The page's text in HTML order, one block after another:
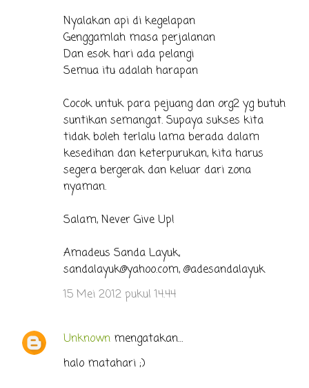
Nyalakan api di kegelapan
Genggamlah masa perjalanan
Dan esok hari ada pelangi
Semua itu adalah harapan
Cocok untuk para pejuang dan org2 yg butuh
suntikan semangat. Supaya sukses kita
tidak boleh terlalu lama berada dalam
kesedihan dan keterpurukan, kita harus
segera bergerak dan keluar dari zona
nyaman.
Salam, Never Give Up!
Amadeus Sanda Layuk,
sandalayuk@yahoo.com, @adesandalayuk
15 Mei 2012 pukul 14.44
Unknown mengatakan…
halo matahari ;)